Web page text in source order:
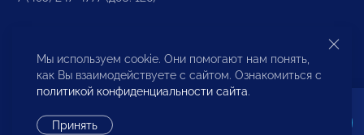
Бюро по защите прав предпринимателей и
инвесторов
Мы используем cookie. Они помогают нам понять,
как Вы взаимодействуете с сайтом. Ознакомиться с
политикой конфиденциальности сайта.
Принять